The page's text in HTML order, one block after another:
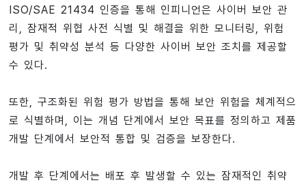
ISO/SAE 21434 인증을 통해 인피니언은 사이버 보안 관
리, 잠재적 위협 사전 식별 및 해결을 위한 모니터링, 위험
평가 및 취약성 분석 등 다양한 사이버 보안 조치를 제공할
수 있다.
또한, 구조화된 위험 평가 방법을 통해 보안 위험을 체계적으
로 식별하며, 이는 개념 단계에서 보안 목표를 정의하고 제품
개발 단계에서 보안적 통합 및 검증을 보장한다.
개발 후 단계에서는 배포 후 발생할 수 있는 잠재적인 취약